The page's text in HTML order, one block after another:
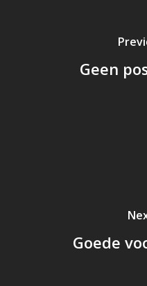
Geen
Goede